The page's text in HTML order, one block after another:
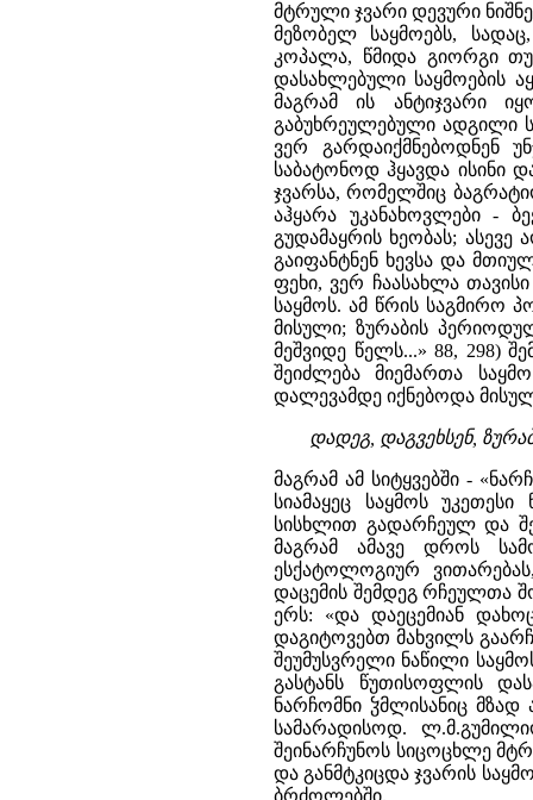
მტრული ჯვარი დევური
მეზობელ საყმოებს,
კოპალა, წმიდა გიორგი
დასახლებული საყმოების
მაგრამ ის ანტიჯვარი
გაბუხრეულებული ადგილი
ვერ გარდაიქმნებოდნენ
საბატონოდ ჰყავდა ისინი
ჯვარსა, რომელშიც
აჰყარა უკანახოვლები -
გუდამაყრის ხეობას;
გაიფანტნენ ხევსა და
ფეხი, ვერ ჩაასახლა
საყმოს. ამ წრის საგმირო
მისული; ზურაბის
მეშვიდე წელს...» 88, 298)
შეიძლება მიემართა
დალევამდე იქნებოდა
დადეგ, დაგვეხსენ,
მაგრამ ამ სიტყვებში -
სიამაყეც საყმოს
სისხლით გადარჩეულ და
მაგრამ ამავე დროს
ესქატოლოგიურ
დაცემის შემდეგ რჩეულთა
ერს: «და დაეცემიან
დაგიტოვებთ მახვილს
შეუმუსვრელი ნაწილი
გასტანს წუთისოფლის
ნარჩომნი ჴმლისანიც
სამარადისოდ.
შეინარჩუნოს სიცოცხლე
და განმტკიცდა ჯვარის
ბრძოლებში.